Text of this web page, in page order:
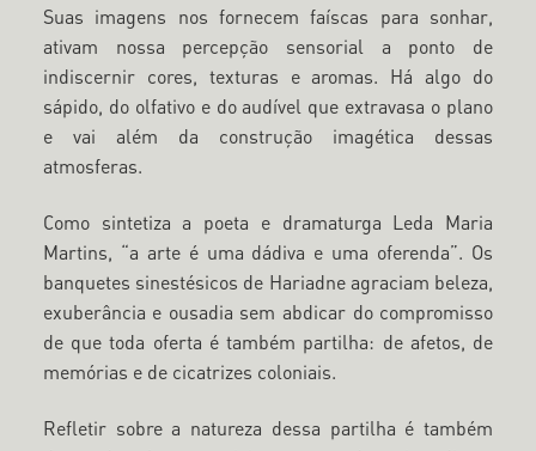
Suas imagens nos fornecem faíscas para sonhar,
ativam nossa percepção sensorial a ponto de
indiscernir cores, texturas e aromas. Há algo do
sápido, do olfativo e do audível que extravasa o plano
e vai além da construção imagética dessas
atmosferas.
Como sintetiza a poeta e dramaturga Leda Maria
Martins, “a arte é uma dádiva e uma oferenda”. Os
banquetes sinestésicos de Hariadne agraciam beleza,
exuberância e ousadia sem abdicar do compromisso
de que toda oferta é também partilha: de afetos, de
memórias e de cicatrizes coloniais.
Refletir sobre a natureza dessa partilha é também